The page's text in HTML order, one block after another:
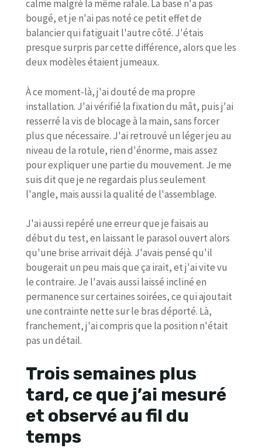
calme malgré la même rafale. La base n'a pas
bougé, et je n'ai pas noté ce petit effet de
balancier qui fatiguait l'autre côté. J'étais
presque surpris par cette différence, alors que les
deux modèles étaient jumeaux.
À ce moment-là, j'ai douté de ma propre
installation. J'ai vérifié la fixation du mât, puis j'ai
resserré la vis de blocage à la main, sans forcer
plus que nécessaire. J'ai retrouvé un léger jeu au
niveau de la rotule, rien d'énorme, mais assez
pour expliquer une partie du mouvement. Je me
suis dit que je ne regardais plus seulement
l'angle, mais aussi la qualité de l'assemblage.
J'ai aussi repéré une erreur que je faisais au
début du test, en laissant le parasol ouvert alors
qu'une brise arrivait déjà. J'avais pensé qu'il
bougerait un peu mais que ça irait, et j'ai vite vu
le contraire. Je l'avais aussi laissé incliné en
permanence sur certaines soirées, ce qui ajoutait
une contrainte nette sur le bras déporté. Là,
franchement, j'ai compris que la position n'était
pas un détail.
Trois semaines plus
tard, ce que j’ai mesuré
et observé au fil du
temps